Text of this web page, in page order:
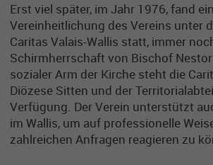
Erst viel später, im Jahr 1976, fand
Vereinheitlichung des Vereins unter
Caritas Valais-Wallis statt, immer
Schirmherrschaft von Bischof
sozialer Arm der Kirche steht die
Diözese Sitten und der
Verfügung. Der Verein unterstützt
im Wallis, um auf professionelle
zahlreichen Anfragen reagieren zu